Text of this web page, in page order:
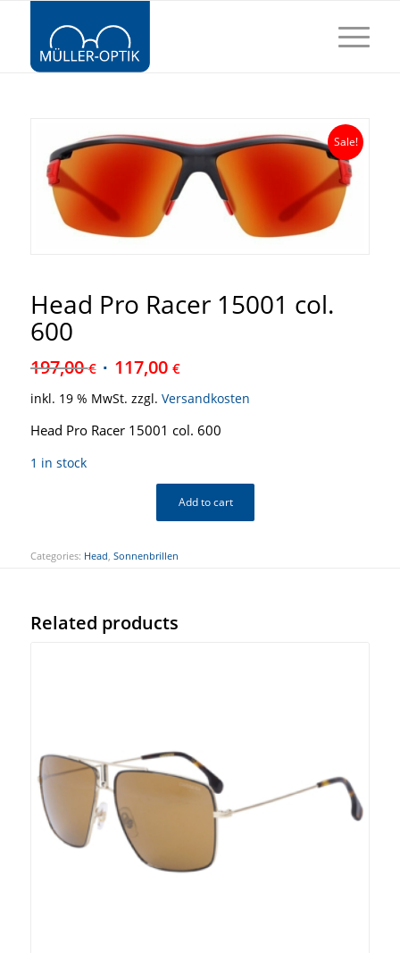
Sale!
Head Pro Racer 15001 col.
600
197,00€ 117,00 €
inkl. 19 % MwSt. zzgl. Versandkosten
Head Pro Racer 15001 col. 600
1 in stock
Add to cart
Categories: Head Sonnenbrillen
Related products